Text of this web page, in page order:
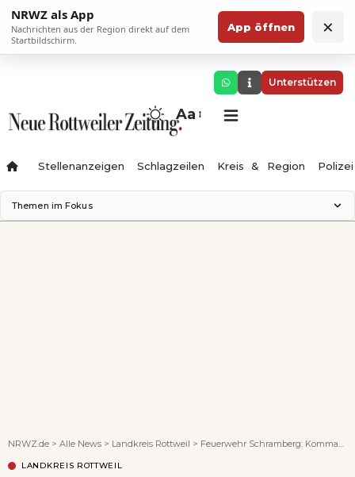
NRWZ als App
Nachrichten aus der Region direkt auf dem
Startbildschirm.
App öffnen ×
Unterstützen
Aa
Stellenanzeigen Schlagzeilen Kreis & Region Polizei
Themen im Fokus
NRWZ.de > Alle News > Landkreis Rottweil > Feuerwehr Schramberg: Kommandant Storz nicht gewählt
LANDKREIS ROTTWEIL